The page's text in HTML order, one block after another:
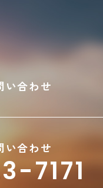
い合わせ
い合わせ
7171